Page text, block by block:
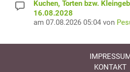
Kuchen, Torten bzw.
16.08.2028
am 07.08.2026 05:04 von
KONTAKT